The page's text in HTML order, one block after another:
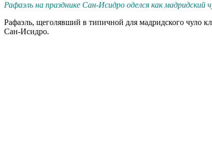
Рафаэль на празднике Сан-Исидро оделся как мадридский
Рафаэль, щеголявший в типичной для мадридского чуло
Сан-Исидро.